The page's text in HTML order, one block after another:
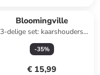
Bloomingville
3-delige set: kaarshouders
''Blanchard'' wit/bruin
-35%
€ 15,99